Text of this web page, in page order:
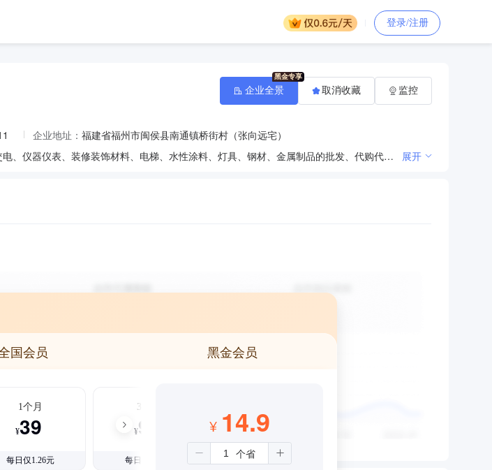
登录/注册
企业地址： 福建省福州市闽侯县南通镇桥街村（张向远宅）
建筑材料、机械设备、消防设备、家用电器、水暖配件、五金交电、仪器仪表、装修装饰材料、电梯、水性涂料、灯具、钢材、金属制品的批发、代购代销；环保工程的设计、施工及咨询服务。 展开
企业全景 取消收藏 监控
国会员 黑金会员
1个月
¥39
每日仅1.26元
3个月
¥99
每日仅1.08元
¥ 14.9